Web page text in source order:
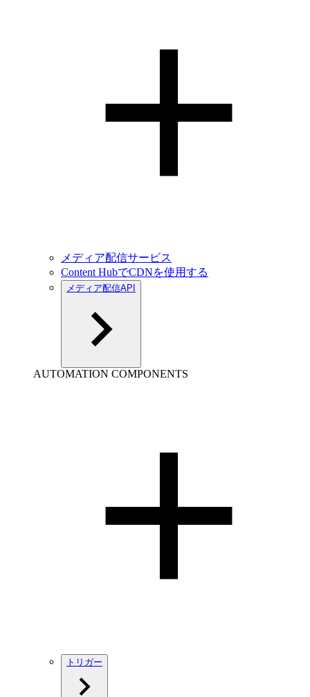
メディア配信サービス
Content HubでCDNを使用する
メディア配信API
AUTOMATION COMPONENTS
トリガー